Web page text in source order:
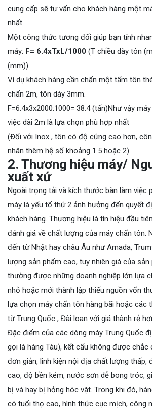
cung cấp sẽ tư vấn cho khách hàng một
nhất.
Một công thức tương đối giúp bạn tính
máy: F= 6.4xTxL/1000 (T chiều dày tôn
(mm)).
Ví dụ khách hàng cần chấn một tấm tôn
chấn 2m, tôn dày 3mm.
F=6.4x3x2000:1000= 38.4 (tấn)Như vậy
việc dài 2m là lựa chọn phù hợp nhất
(Đối với Inox , tôn có độ cứng cao hơn,
nhân thêm hệ số khoảng 1.5 hoặc 2)
2. Thương hiệu máy/
xuất xứ
Ngoài trọng tải và kích thước bàn làm việc
máy là yếu tố thứ 2 ảnh hưởng đến quyết
khách hàng. Thương hiệu là tín hiệu đầu
đánh giá về chất lượng của máy chấn tôn.
đến từ Nhật hay châu Âu như Amada,
lượng sản phẩm cao, tuy nhiên giá của
thường được những doanh nghiệp lớn lựa
nhỏ hoặc mới thành lập thiếu nguồn vốn
lựa chọn máy chấn tôn hàng bãi hoặc các
từ Trung Quốc , Đài loan với giá thành rẻ
Đặc điểm của các dòng máy Trung Quốc
gọi là hàng Tàu), kết cấu không được chắc
đơn giản, linh kiện nội địa chất lượng thấp,
cao, độ bền kém, nước sơn dễ bong tróc,
bị và hay bị hỏng hóc vặt. Trong khi đó,
có tuổi thọ cao, hình thức cục mịch, công